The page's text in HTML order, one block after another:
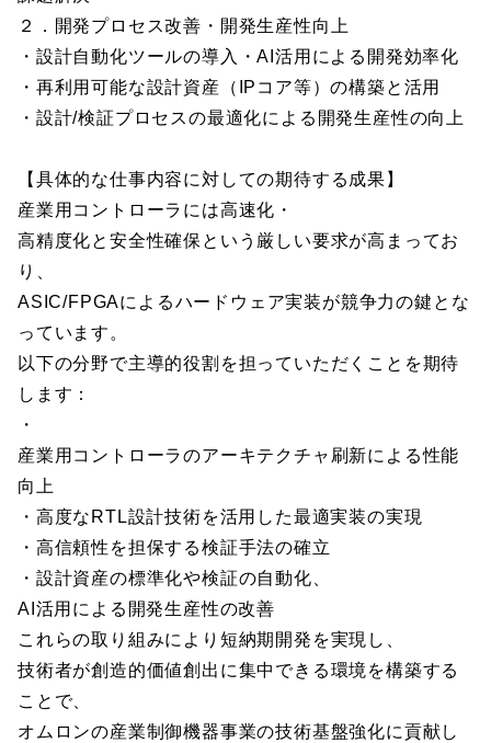
２．開発プロセス改善・開発生産性向上
・設計自動化ツールの導入・AI活用による開発効率化
・再利用可能な設計資産（IPコア等）の構築と活用
・設計/検証プロセスの最適化による開発生産性の向上
【具体的な仕事内容に対しての期待する成果】
産業用コントローラには高速化・
高精度化と安全性確保という厳しい要求が高まってお
り、
ASIC/FPGAによるハードウェア実装が競争力の鍵とな
っています。
以下の分野で主導的役割を担っていただくことを期待
します：
・
産業用コントローラのアーキテクチャ刷新による性能
向上
・高度なRTL設計技術を活用した最適実装の実現
・高信頼性を担保する検証手法の確立
・設計資産の標準化や検証の自動化、
AI活用による開発生産性の改善
これらの取り組みにより短納期開発を実現し、
技術者が創造的価値創出に集中できる環境を構築する
ことで、
オムロンの産業制御機器事業の技術基盤強化に貢献し